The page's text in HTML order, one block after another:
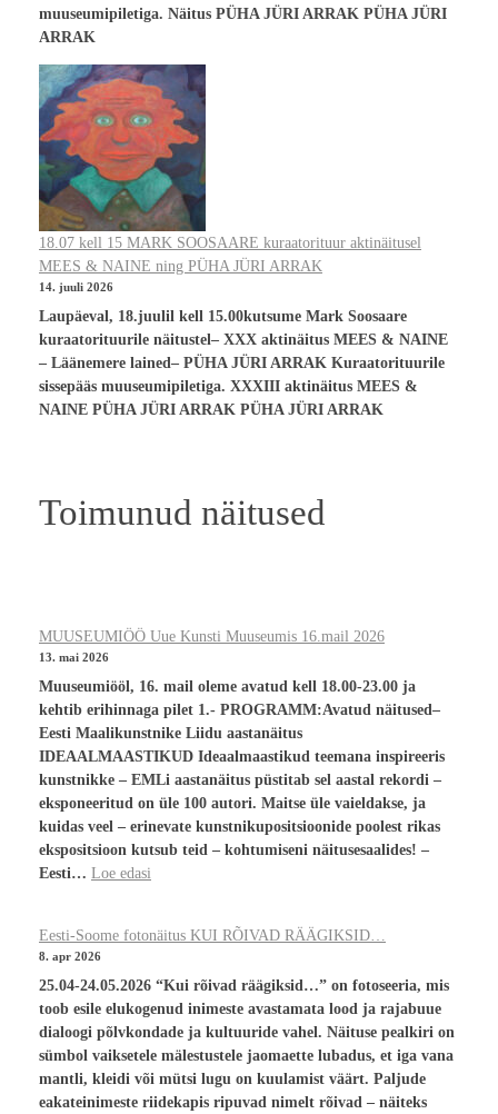
muuseumipiletiga. Näitus PÜHA JÜRI ARRAK PÜHA JÜRI
ARRAK
18.07 kell 15 MARK SOOSAARE kuraatorituur aktinäitusel
MEES & NAINE ning PÜHA JÜRI ARRAK
14. juuli 2026
Laupäeval, 18.juulil kell 15.00kutsume Mark Soosaare
kuraatorituurile näitustel– XXX aktinäitus MEES & NAINE
– Läänemere lained– PÜHA JÜRI ARRAK Kuraatorituurile
sissepääs muuseumipiletiga. XXXIII aktinäitus MEES &
NAINE PÜHA JÜRI ARRAK PÜHA JÜRI ARRAK
Toimunud näitused
MUUSEUMIÖÖ Uue Kunsti Muuseumis 16.mail 2026
13. mai 2026
Muuseumiööl, 16. mail oleme avatud kell 18.00-23.00 ja
kehtib erihinnaga pilet 1.- PROGRAMM:Avatud näitused–
Eesti Maalikunstnike Liidu aastanäitus
IDEAALMAASTIKUD Ideaalmaastikud teemana inspireeris
kunstnikke – EMLi aastanäitus püstitab sel aastal rekordi –
eksponeeritud on üle 100 autori. Maitse üle vaieldakse, ja
kuidas veel – erinevate kunstnikupositsioonide poolest rikas
ekspositsioon kutsub teid – kohtumiseni näitusesaalides! –
Eesti… Loe edasi
Eesti-Soome fotonäitus KUI RÕIVAD RÄÄGIKSID…
8. apr 2026
25.04-24.05.2026 “Kui rõivad räägiksid…” on fotoseeria, mis
toob esile elukogenud inimeste avastamata lood ja rajabuue
dialoogi põlvkondade ja kultuuride vahel. Näituse pealkiri on
sümbol vaiksetele mälestustele jaomaette lubadus, et iga vana
mantli, kleidi või mütsi lugu on kuulamist väärt. Paljude
eakateinimeste riidekapis ripuvad nimelt rõivad – näiteks